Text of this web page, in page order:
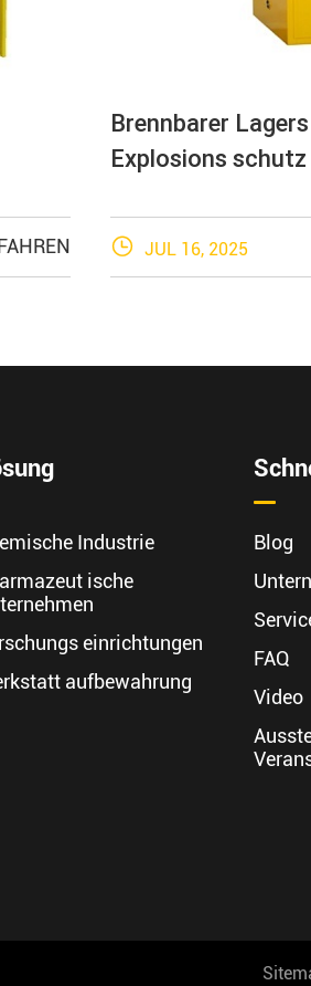
Brennbarer
Explosions schutz
 JUL 16, 2025
Industrie
ische
einrichtungen
aufbewahrung
Blog
FAQ
Video